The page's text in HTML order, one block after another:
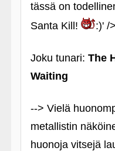
tässä on
Santa Kill!
:)' /
Joku tunari: The
Waiting
--> Vielä
metallistin
huonoja vitsejä